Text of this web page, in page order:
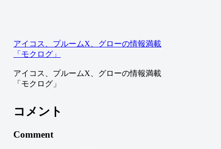
アイコス、プルームX、グローの情報満載
「モクログ」
アイコス、プルームX、グローの情報満載
「モクログ」
コメント
Comment